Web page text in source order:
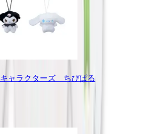
ャラクターズ ちびぱる